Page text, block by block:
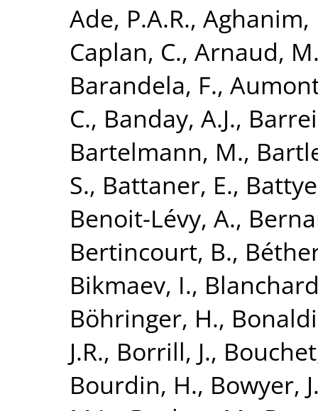
Ade, P.A.R., Aghanim,
Caplan, C., Arnaud,
Barandela, F.,
C., Banday, A.J.,
Bartelmann, M.,
S., Battaner, E.,
Benoit-Lévy, A.,
Bertincourt, B.,
Bikmaev, I.,
Böhringer, H.,
J.R., Borrill, J.,
Bourdin, H., Bowyer,